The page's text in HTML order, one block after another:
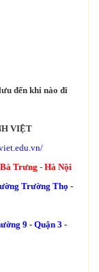
đến khi nào đi
VIỆT
Trưng - Hà Nội
Trường Thọ -
9 - Quận 3 -